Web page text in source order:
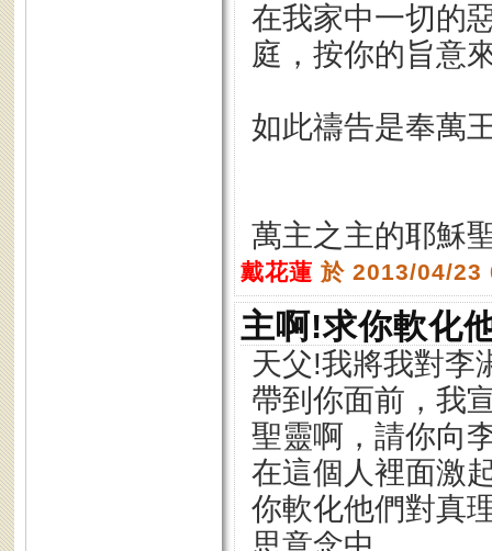
在我家中一切的
庭，按你的旨意
如此禱告是奉萬
萬主之主的耶穌
戴花蓮 於 2013/04/
主啊!求你軟化
天父!我將我對李
帶到你面前，我
聖靈啊，請你向
在這個人裡面激
你軟化他們對真